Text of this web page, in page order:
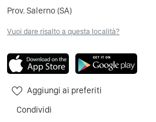
Prov. Salerno (SA)
Vuoi dare risalto a questa località?
Aggiungi ai preferiti
Condividi